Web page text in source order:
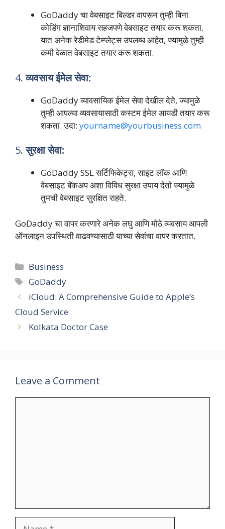
GoDaddy चा वेबसाइट बिल्डर वापरून तुम्ही बिना
कोडिंग ज्ञानाशिवाय सहजपणे वेबसाइट तयार करू शकता.
यात अनेक रेडीमेड टेम्प्लेट्स उपलब्ध आहेत, ज्यामुळे तुम्ही
कमी वेळात वेबसाइट तयार करू शकता.
4.व्यवसाय ईमेल सेवा:
GoDaddy व्यावसायिक ईमेल सेवा देखील देते, ज्यामुळे
तुम्ही आपल्या व्यवसायासाठी कस्टम ईमेल आयडी तयार करू
शकता. उदा: yourname@yourbusiness.com
5.सुरक्षा सेवा:
GoDaddy SSL सर्टिफिकेट्स, साइट लॉक आणि
वेबसाइट बॅकअप अशा विविध सुरक्षा उपाय देतो ज्यामुळे
तुमची वेबसाइट सुरक्षित राहते.
GoDaddy चा वापर करणारे अनेक लघु आणि मोठे व्यवसाय आपली
ऑनलाइन उपस्थिती वाढवण्यासाठी याच्या सेवांचा वापर करतात.
Categories
Business
Tags
GoDaddy
iCloud: A Comprehensive Guide to Apple’s
Cloud Service
Kolkata Doctor Case
Leave a Comment